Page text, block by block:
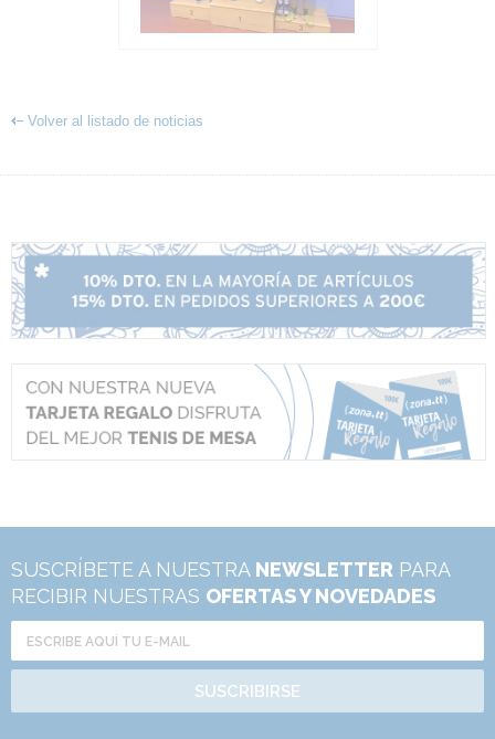
Volver al listado de noticias
SUSCRÍBETE A NUESTRA NEWSLETTER PARA
RECIBIR NUESTRAS OFERTAS Y NOVEDADES
SUSCRIBIRSE